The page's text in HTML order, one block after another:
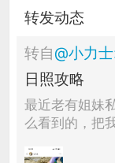
转发动态
转自@小力士
日照攻略
最近老有姐妹
么看到的，把